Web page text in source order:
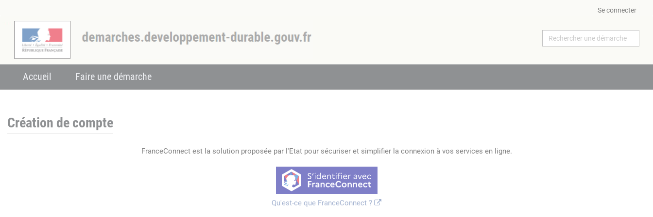
Se connecter
Accueil Faire une démarche
Création de compte
FranceConnect est la solution proposée par l'Etat pour sécuriser et simplifier la connexion à vos services en ligne.
Qu'est-ce que FranceConnect ?